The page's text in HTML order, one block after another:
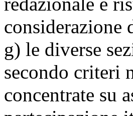
considerazione
g) le diverse
secondo criteri
concentrate su